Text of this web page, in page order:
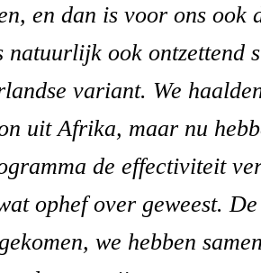
en dan is voor ons ook
natuurlijk ook ontzettend
variant. We
uit Afrika, maar nu
de effectiviteit
ophef over geweest.
we hebben